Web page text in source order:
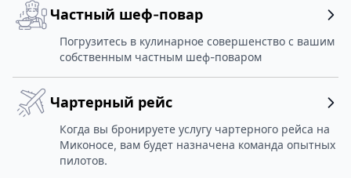
Частный шеф-повар
Погрузитесь в кулинарное совершенство с вашим
собственным частным шеф-поваром
Чартерный рейс
Когда вы бронируете услугу чартерного рейса на
Миконосе, вам будет назначена команда опытных
пилотов.